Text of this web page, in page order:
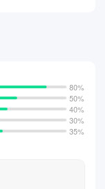
80%
50%
40%
30%
35%